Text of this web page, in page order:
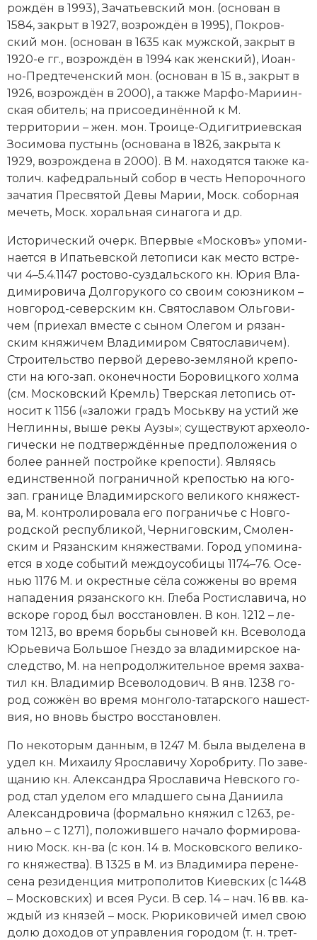
ро­ж­дён в 1993), За­чать­ев­ский мон. (ос­но­ван в
1584, за­крыт в 1927, воз­ро­ж­дён в 1995), По­кров­
ский мон. (ос­но­ван в 1635 как муж­ской, за­крыт в
1920-е гг., воз­ро­ж­дён в 1994 как жен­ский), Ио­ан­
но-Пред­те­чен­ский мон. (ос­но­ван в 15 в., за­крыт в
1926, воз­ро­ж­дён в 2000), а также Мар­фо-Ма­ри­ин­
ская оби­тель; на присоединённой к М.
территории – жен. мон. Трои­це-Оди­ги­три­ев­ская
Зо­си­мо­ва пу­стынь (основана в 1826, закры­та к
1929, возрождена в 2000). В М. на­хо­дят­ся так­же ка­
то­лич. ка­фед­раль­ный со­бор в честь Не­по­роч­но­го
за­ча­тия Пре­свя­той Де­вы Ма­рии, Моск. со­бор­ная
ме­четь, Моск. хо­раль­ная си­на­го­га и др.
Ис­то­ри­че­ский очерк. Впер­вые «Мос­ковъ» упо­ми­
на­ет­ся в Ипать­ев­ской ле­то­пи­си как ме­сто встре­
чи 4–5.4.1147 рос­то­во-суз­даль­ско­го кн. Юрия Вла­
ди­ми­ро­ви­ча Дол­го­ру­ко­го со сво­им со­юз­ни­ком –
нов­го­род-се­вер­ским кн. Свя­то­сла­вом Оль­го­ви­
чем (прие­хал вме­сте с сы­ном Оле­гом и ря­зан­
ским кня­жи­чем Вла­ди­ми­ром Свя­то­сла­ви­чем).
Строи­тель­ст­во пер­вой де­ре­во-зем­ля­ной кре­по­
сти на юго-зап. око­неч­но­сти Бо­ро­виц­ко­го хол­ма
(см. Мо­с­ков­ский Кремль) Твер­ская ле­то­пись от­
но­сит к 1156 («за­ло­жи градъ Моськ­ву на ус­тий же
Не­глин­ны, вы­ше ре­кы Ау­зы»; су­ще­ст­ву­ют ар­хео­ло­
ги­че­ски не под­твер­ждён­ные пред­по­ло­же­ния о
бо­лее ран­ней по­строй­ке кре­по­сти). Яв­ля­ясь
един­ст­вен­ной по­гра­нич­ной кре­по­стью на юго-
зап. гра­ни­це Вла­ди­мир­ско­го ве­ли­ко­го кня­же­ст­
ва, М. кон­тро­ли­ро­ва­ла его по­гра­ни­чье с Но­в­го­
род­ской рес­пуб­ли­кой, Чер­ни­гов­ским, Смо­лен­
ским и Ря­зан­ским кня­же­ст­ва­ми. Го­род упо­ми­на­
ет­ся в хо­де со­бы­тий меж­до­усо­би­цы 1174–76. Осе­
нью 1176 М. и ок­ре­ст­ные сё­ла со­жже­ны во вре­мя
на­па­де­ния ря­зан­ско­го кн. Гле­ба Рос­ти­сла­ви­ча, но
вско­ре го­род был вос­ста­нов­лен. В кон. 1212 – ле­
том 1213, во вре­мя борь­бы сы­но­вей кн. Все­во­ло­да
Юрь­е­ви­ча Боль­шое Гнез­до за вла­ди­мир­ское на­
след­ст­во, М. на не­про­дол­жи­тель­ное вре­мя за­хва­
тил кн. Вла­ди­мир Все­во­ло­до­вич. В янв. 1238 го­
род со­жжён во вре­мя мон­го­ло-та­тар­ско­го на­ше­ст­
вия, но вновь бы­ст­ро вос­ста­нов­лен.
По не­ко­то­рым дан­ным, в 1247 М. бы­ла вы­де­ле­на в
удел кн. Ми­хаи­лу Яро­сла­ви­чу Хо­роб­ри­ту. По за­ве­
ща­нию кн. Алек­сан­д­ра Яро­сла­ви­ча Нев­ско­го го­
род стал уде­лом его млад­ше­го сы­на Да­нии­ла
Алек­сан­д­ро­ви­ча (фор­маль­но кня­жил с 1263, ре­
аль­но – с 1271), по­ло­жив­ше­го на­ча­ло фор­ми­ро­ва­
нию Моск. кн-ва (с кон. 14 в. Мо­с­ков­ско­го ве­ли­ко­
го кня­же­ст­ва). В 1325 в М. из Вла­ди­ми­ра пе­ре­не­
се­на ре­зи­ден­ция ми­тро­по­ли­тов Ки­ев­ских (с 1448
– Мо­с­ков­ских) и всея Ру­си. В сер. 14 – нач. 16 вв. ка­
ж­дый из кня­зей – моск. Рю­ри­ко­ви­чей имел свою
до­лю до­хо­дов от управ­ле­ния го­ро­дом (т. н. трет­